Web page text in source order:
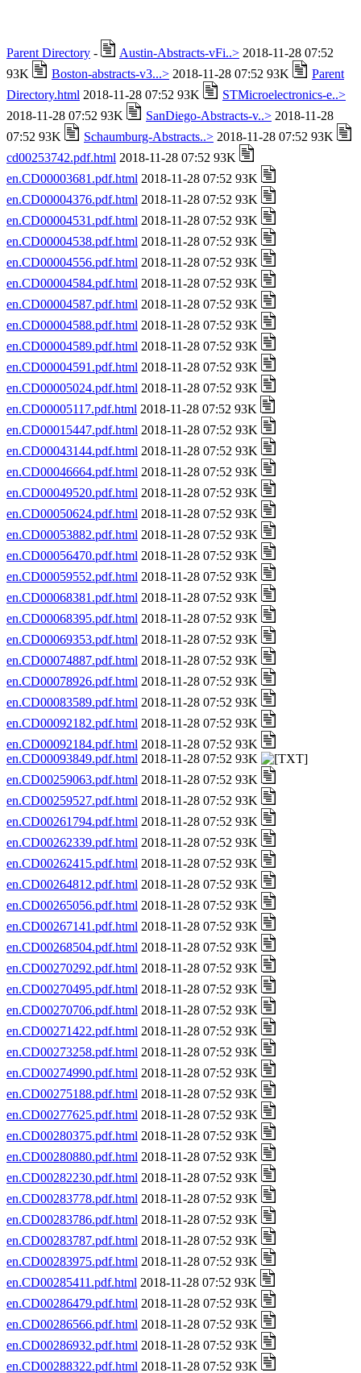
Parent Directory - Austin-Abstracts-vFi..> 2018-11-28 07:52
93K
Boston-abstracts-v3...> 2018-11-28 07:52 93K
Parent
Directory.html 2018-11-28 07:52 93K
STMicroelectronics-e..>
2018-11-28 07:52 93K
SanDiego-Abstracts-v..> 2018-11-28
07:52 93K
Schaumburg-Abstracts..> 2018-11-28 07:52 93K
cd00253742.pdf.html 2018-11-28 07:52 93K
en.CD00003681.pdf.html 2018-11-28 07:52 93K
en.CD00004376.pdf.html 2018-11-28 07:52 93K
en.CD00004531.pdf.html 2018-11-28 07:52 93K
en.CD00004538.pdf.html 2018-11-28 07:52 93K
en.CD00004556.pdf.html 2018-11-28 07:52 93K
en.CD00004584.pdf.html 2018-11-28 07:52 93K
en.CD00004587.pdf.html 2018-11-28 07:52 93K
en.CD00004588.pdf.html 2018-11-28 07:52 93K
en.CD00004589.pdf.html 2018-11-28 07:52 93K
en.CD00004591.pdf.html 2018-11-28 07:52 93K
en.CD00005024.pdf.html 2018-11-28 07:52 93K
en.CD00005117.pdf.html 2018-11-28 07:52 93K
en.CD00015447.pdf.html 2018-11-28 07:52 93K
en.CD00043144.pdf.html 2018-11-28 07:52 93K
en.CD00046664.pdf.html 2018-11-28 07:52 93K
en.CD00049520.pdf.html 2018-11-28 07:52 93K
en.CD00050624.pdf.html 2018-11-28 07:52 93K
en.CD00053882.pdf.html 2018-11-28 07:52 93K
en.CD00056470.pdf.html 2018-11-28 07:52 93K
en.CD00059552.pdf.html 2018-11-28 07:52 93K
en.CD00068381.pdf.html 2018-11-28 07:52 93K
en.CD00068395.pdf.html 2018-11-28 07:52 93K
en.CD00069353.pdf.html 2018-11-28 07:52 93K
en.CD00074887.pdf.html 2018-11-28 07:52 93K
en.CD00078926.pdf.html 2018-11-28 07:52 93K
en.CD00083589.pdf.html 2018-11-28 07:52 93K
en.CD00092182.pdf.html 2018-11-28 07:52 93K
en.CD00092184.pdf.html 2018-11-28 07:52 93K
en.CD00093849.pdf.html 2018-11-28 07:52 93K
en.CD00259063.pdf.html 2018-11-28 07:52 93K
en.CD00259527.pdf.html 2018-11-28 07:52 93K
en.CD00261794.pdf.html 2018-11-28 07:52 93K
en.CD00262339.pdf.html 2018-11-28 07:52 93K
en.CD00262415.pdf.html 2018-11-28 07:52 93K
en.CD00264812.pdf.html 2018-11-28 07:52 93K
en.CD00265056.pdf.html 2018-11-28 07:52 93K
en.CD00267141.pdf.html 2018-11-28 07:52 93K
en.CD00268504.pdf.html 2018-11-28 07:52 93K
en.CD00270292.pdf.html 2018-11-28 07:52 93K
en.CD00270495.pdf.html 2018-11-28 07:52 93K
en.CD00270706.pdf.html 2018-11-28 07:52 93K
en.CD00271422.pdf.html 2018-11-28 07:52 93K
en.CD00273258.pdf.html 2018-11-28 07:52 93K
en.CD00274990.pdf.html 2018-11-28 07:52 93K
en.CD00275188.pdf.html 2018-11-28 07:52 93K
en.CD00277625.pdf.html 2018-11-28 07:52 93K
en.CD00280375.pdf.html 2018-11-28 07:52 93K
en.CD00280880.pdf.html 2018-11-28 07:52 93K
en.CD00282230.pdf.html 2018-11-28 07:52 93K
en.CD00283778.pdf.html 2018-11-28 07:52 93K
en.CD00283786.pdf.html 2018-11-28 07:52 93K
en.CD00283787.pdf.html 2018-11-28 07:52 93K
en.CD00283975.pdf.html 2018-11-28 07:52 93K
en.CD00285411.pdf.html 2018-11-28 07:52 93K
en.CD00286479.pdf.html 2018-11-28 07:52 93K
en.CD00286566.pdf.html 2018-11-28 07:52 93K
en.CD00286932.pdf.html 2018-11-28 07:52 93K
en.CD00288322.pdf.html 2018-11-28 07:52 93K